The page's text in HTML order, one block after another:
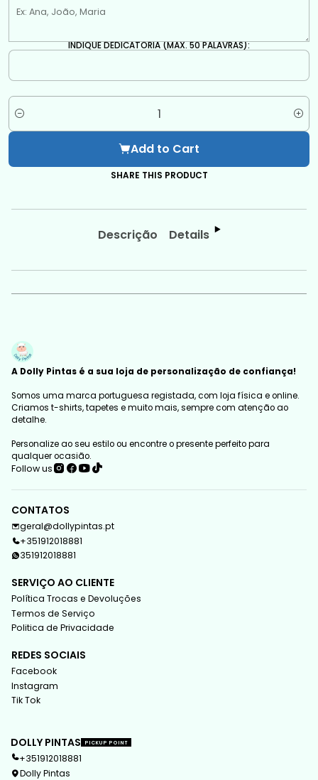
INDIQUE DEDICATÓRIA (MÁX. 50 PALAVRAS):
Quantity
Add to Cart
SHARE THIS PRODUCT
Descrição Details
A Dolly Pintas é a sua loja de personalização de confiança!
Somos uma marca portuguesa registada, com loja física e online.
Criamos t-shirts, tapetes e muito mais, sempre com atenção ao
detalhe.
Personalize ao seu estilo ou encontre o presente perfeito para
qualquer ocasião.
Follow us
CONTATOS
geral@dollypintas.pt
+351912018881
351912018881
SERVIÇO AO CLIENTE
Política Trocas e Devoluções
Termos de Serviço
Politica de Privacidade
REDES SOCIAIS
Facebook
Instagram
Tik Tok
DOLLY PINTAS PICKUP POINT
+351912018881
Dolly Pintas